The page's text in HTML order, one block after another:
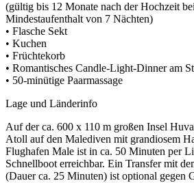
(gültig bis 12 Monate nach der Hochzeit
Mindestaufenthalt von 7 Nächten)
• Flasche Sekt
• Kuchen
• Früchtekorb
• Romantisches Candle-Light-Dinner am
• 50-minütige Paarmassage
Lage und Länderinfo
Auf der ca. 600 x 110 m großen Insel
Atoll auf den Malediven mit grandiosem
Flughafen Male ist in ca. 50 Minuten per
Schnellboot erreichbar. Ein Transfer mit
(Dauer ca. 25 Minuten) ist optional gegen